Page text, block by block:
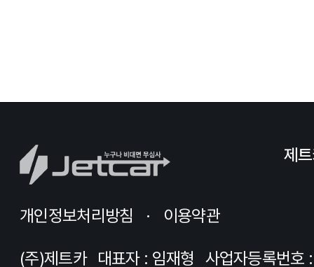
제
개인정보처리방침 이용약관
(주)제트카 대표자 : 임재형 사업자등록번